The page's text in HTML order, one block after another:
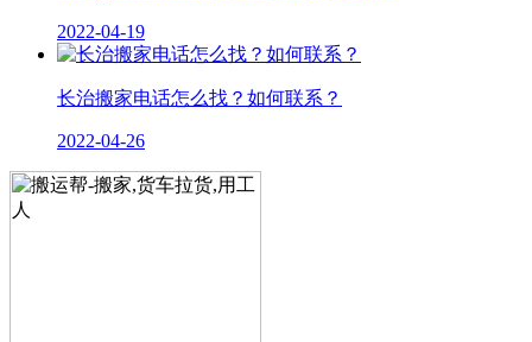
2022-04-19
长治搬家电话怎么找？如何联系？
2022-04-26